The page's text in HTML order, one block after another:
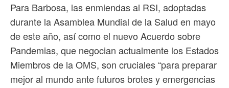
Para Barbosa, las enmiendas al RSI, adoptadas
durante la Asamblea Mundial de la Salud en mayo
de este año, así como el nuevo Acuerdo sobre
Pandemias, que negocian actualmente los Estados
Miembros de la OMS, son cruciales “para preparar
mejor al mundo ante futuros brotes y emergencias